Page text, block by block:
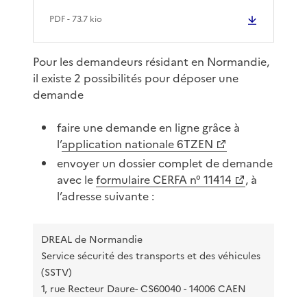
PDF- 73.7 kio
Pour les demandeurs résidant en Normandie,
il existe 2 possibilités pour déposer une
demande
faire une demande en ligne grâce à
l’application nationale 6TZEN
envoyer un dossier complet de demande
avec leformulaire CERFA n° 11414
, à
l’adresse suivante :
DREAL de Normandie
Service sécurité des transports et des véhicules
(SSTV)
1, rue Recteur Daure- CS60040 - 14006 CAEN